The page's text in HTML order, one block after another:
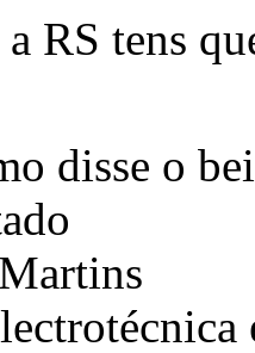
RS tens
disse o